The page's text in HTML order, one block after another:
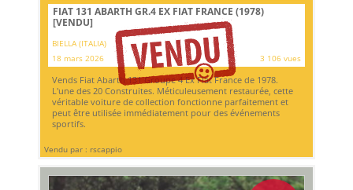
FIAT 131 ABARTH GR.4 EX FIAT FRANCE (1978)
[VENDU]
BIELLA (ITALIA)
18 mars 2026
3 106 vues
Vends Fiat Abarth 131 Groupe 4 Ex Fiat France de 1978.
L'une des 20 Construites. Méticuleusement restaurée, cette
véritable voiture de collection fonctionne parfaitement et
peut être utilisée immédiatement pour des événements
sportifs.
Vendu par : rscappio